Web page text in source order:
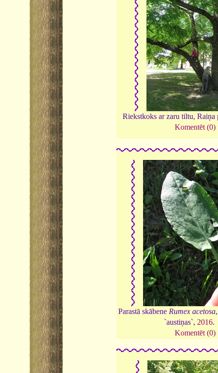
Riekstkoks ar zaru tiltu,
Komentēt (0)
Parastā skābene Rumex acetosa
`austiņas`, 2016.
Komentēt (0)